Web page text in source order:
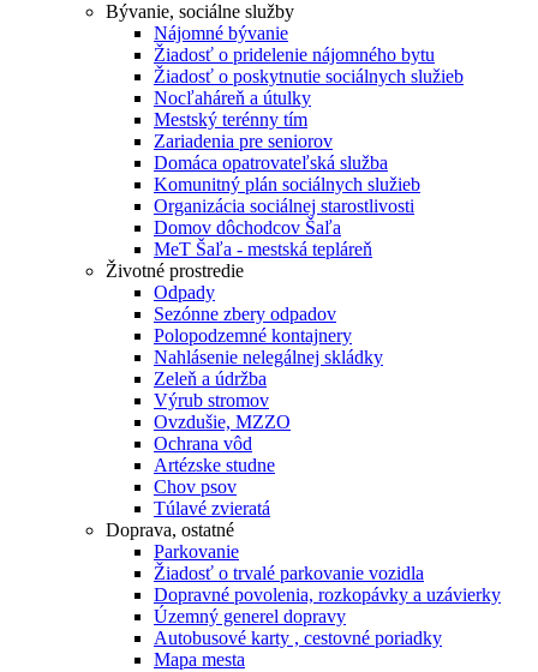
Bývanie, sociálne služby
Nájomné bývanie
Žiadosť o pridelenie nájomného bytu
Žiadosť o poskytnutie sociálnych služieb
Nocľaháreň a útulky
Mestský terénny tím
Zariadenia pre seniorov
Domáca opatrovateľská služba
Komunitný plán sociálnych služieb
Organizácia sociálnej starostlivosti
Domov dôchodcov Šaľa
MeT Šaľa - mestská tepláreň
Životné prostredie
Odpady
Sezónne zbery odpadov
Polopodzemné kontajnery
Nahlásenie nelegálnej skládky
Zeleň a údržba
Výrub stromov
Ovzdušie, MZZO
Ochrana vôd
Artézske studne
Chov psov
Túlavé zvieratá
Doprava, ostatné
Parkovanie
Žiadosť o trvalé parkovanie vozidla
Dopravné povolenia, rozkopávky a uzávierky
Územný generel dopravy
Autobusové karty , cestovné poriadky
Mapa mesta